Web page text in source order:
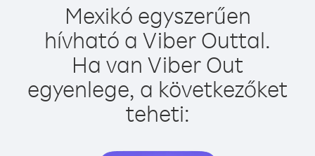
Mexikó egyszerűen
hívható a Viber Outtal.
Ha van Viber Out
egyenlege, a következőket
teheti: